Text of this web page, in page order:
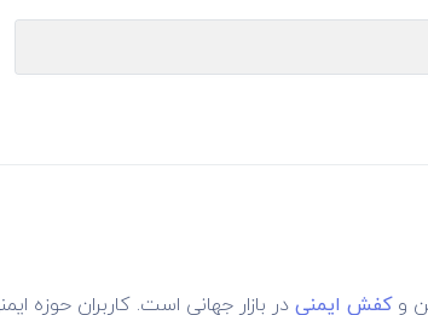
وکفش ایمنی در بازار جهانی است. کاربران حوزه